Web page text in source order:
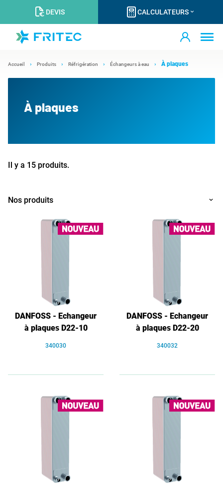
DEVIS CALCULATEURS
Accueil Produits Réfrigération Échangeurs à eau À plaques
À plaques
Il y a 15 produits.
Nos produits
DANFOSS - Echangeur
à plaques D22-10
340030
DANFOSS - Echangeur
à plaques D22-20
340032